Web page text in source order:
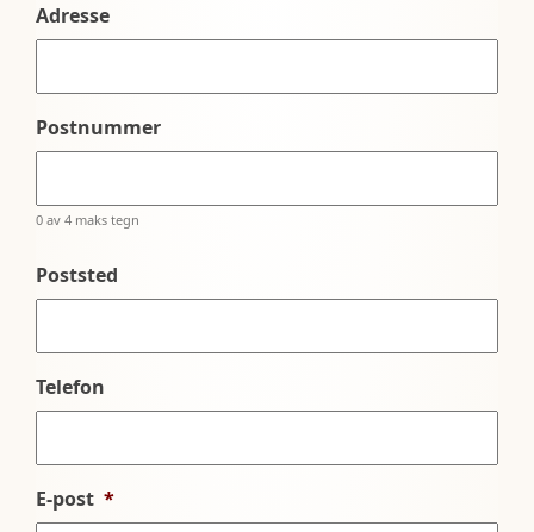
Adresse
Postnummer
0 av 4 maks tegn
Poststed
Telefon
E-post *